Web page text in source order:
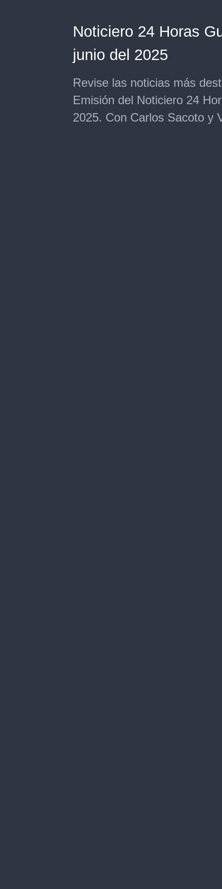
Noticiero 24 Horas
junio del 2025
Revise las noticias más
Emisión del Noticiero 24
2025. Con Carlos Sacoto y